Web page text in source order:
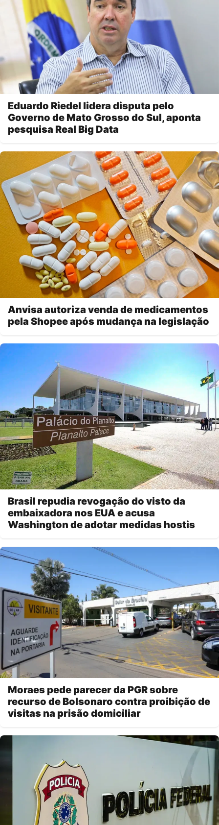
Eduardo Riedel lidera disputa pelo
Governo de Mato Grosso do Sul, aponta
pesquisa Real Big Data
Anvisa autoriza venda de medicamentos
pela Shopee após mudança na legislação
Brasil repudia revogação do visto da
embaixadora nos EUA e acusa
Washington de adotar medidas hostis
Moraes pede parecer da PGR sobre
recurso de Bolsonaro contra proibição de
visitas na prisão domiciliar